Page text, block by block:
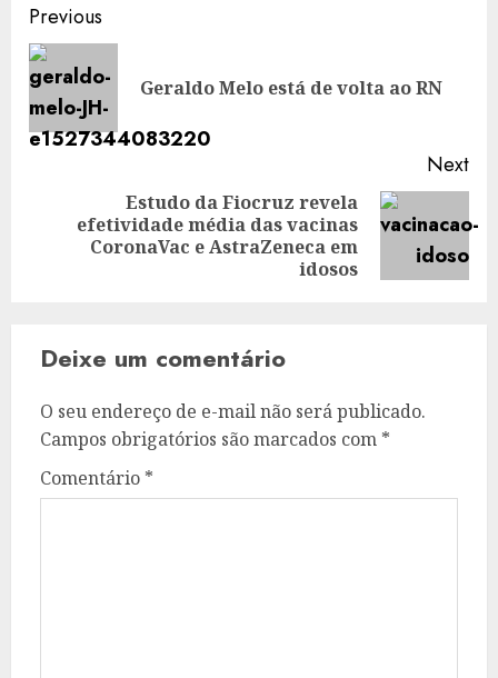
Post
navigation
Previous
Geraldo Melo está de volta ao RN
Next
Estudo da Fiocruz revela
efetividade média das vacinas
CoronaVac e AstraZeneca em
idosos
Deixe um comentário
O seu endereço de e-mail não será publicado.
Campos obrigatórios são marcados com *
Comentário *